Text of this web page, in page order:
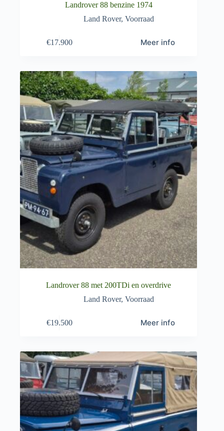
Landrover 88 benzine 1974
Land Rover, Voorraad
€17.900 Meer info
Landrover 88 met 200TDi en overdrive
Land Rover, Voorraad
€19.500 Meer info